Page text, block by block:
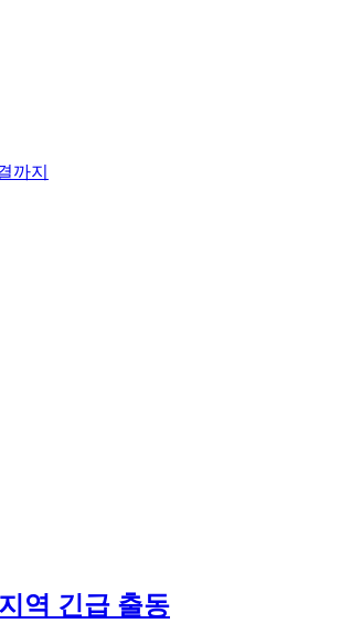
까지
역 긴급 출동